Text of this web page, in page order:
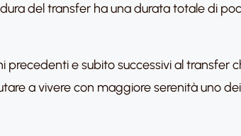
del transfer ha una durata totale di
e subito successivi al transfer
a vivere con maggiore serenità uno